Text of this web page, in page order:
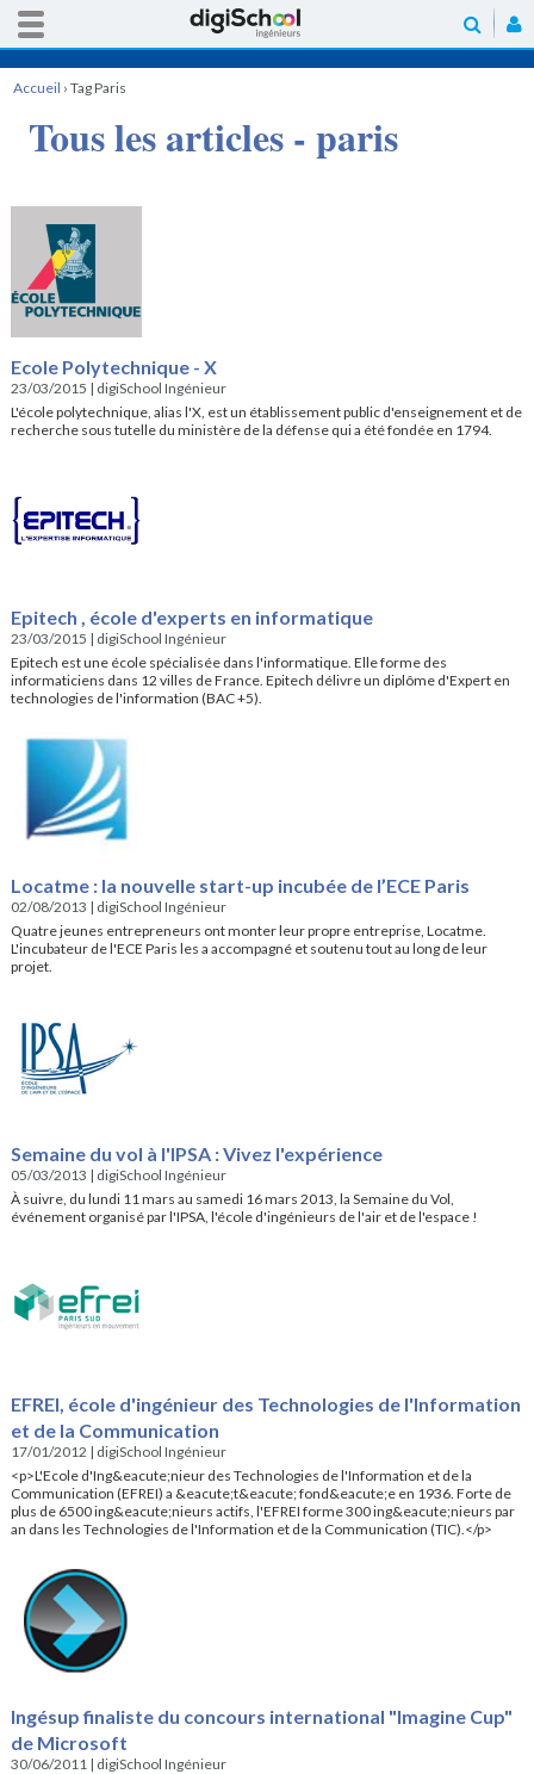
Accueil › Tag Paris
Tous les articles - paris
Ecole Polytechnique - X
23/03/2015 | digiSchool Ingénieur
L'école polytechnique, alias l'X, est un établissement public d'enseignement et de
recherche sous tutelle du ministère de la défense qui a été fondée en 1794.
Epitech , école d'experts en informatique
23/03/2015 | digiSchool Ingénieur
Epitech est une école spécialisée dans l'informatique. Elle forme des
informaticiens dans 12 villes de France. Epitech délivre un diplôme d'Expert en
technologies de l'information (BAC +5).
Locatme : la nouvelle start-up incubée de l’ECE Paris
02/08/2013 | digiSchool Ingénieur
Quatre jeunes entrepreneurs ont monter leur propre entreprise, Locatme.
L'incubateur de l'ECE Paris les a accompagné et soutenu tout au long de leur
projet.
Semaine du vol à l'IPSA : Vivez l'expérience
05/03/2013 | digiSchool Ingénieur
À suivre, du lundi 11 mars au samedi 16 mars 2013, la Semaine du Vol,
événement organisé par l'IPSA, l'école d'ingénieurs de l'air et de l'espace !
EFREI, école d'ingénieur des Technologies de l'Information
et de la Communication
17/01/2012 | digiSchool Ingénieur
<p>L'Ecole d'Ing&eacute;nieur des Technologies de l'Information et de la
Communication (EFREI) a &eacute;t&eacute; fond&eacute;e en 1936. Forte de
plus de 6500 ing&eacute;nieurs actifs, l'EFREI forme 300 ing&eacute;nieurs par
an dans les Technologies de l'Information et de la Communication (TIC).</p>
Ingésup finaliste du concours international "Imagine Cup"
de Microsoft
30/06/2011 | digiSchool Ingénieur